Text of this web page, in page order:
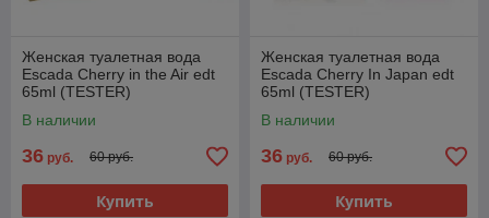
Женская туалетная вода
Escada Cherry in the Air edt
65ml (TESTER)
В наличии
36 руб. 60 руб.
Купить
Женская туалетная вода
Escada Cherry In Japan edt
65ml (TESTER)
В наличии
36 руб. 60 руб.
Купить